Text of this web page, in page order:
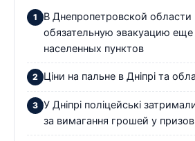
В Днепропетровской области
обязательную эвакуацию еще
населенных пунктов
Ціни на пальне в Дніпрі та
У Дніпрі поліцейські
за вимагання грошей у